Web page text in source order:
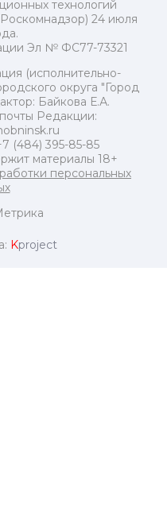
технологий
24 июля
Эл № ФС77-73321
(исполнительно-
округа "Город
Байкова Е.А.
Редакции:
(484) 395-85-85
материалы 18+
персональных
Kproject